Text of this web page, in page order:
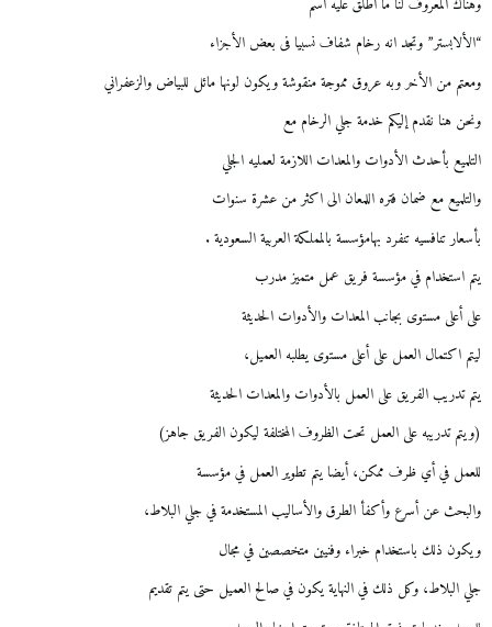
“الألابستر” وتجد انه رخام شفاف نسبيا فى بعض الأجزاء
ومعتم من الأخر وبه عروق مموجة منقوشة ويكون لونها مائل للبياض والزعفراني
ونحن هنا نقدم إليكم خدمة جلي الرخام مع
التلميع بأحدث الأدوات والمعدات اللازمة لعمليه الجلي
والتلميع مع ضمان فتره اللمعان الى اكثر من عشرة سنوات
بأسعار تنافسيه تنفرد بهامؤسسة بالمملكة العربية السعودية .
يتم استخدام في مؤسسة فريق عمل متميز مدرب
على أعلى مستوى بجانب المعدات والأدوات الحديثة
ليتم اكتمال العمل على أعلى مستوى يطلبه العميل،
يتم تدريب الفريق على العمل بالأدوات والمعدات الحديثة
(ويتم تدريبه على العمل تحت الظروف المختلفة ليكون الفريق جاهز)
للعمل في أي ظرف ممكن، أيضا يتم تطوير العمل في مؤسسة
والبحث عن أسرع وأكفأ الطرق والأساليب المستخدمة في جلي البلاط،
ويكون ذلك باستخدام خبراء وفنيين متخصصين في مجال
جلي البلاط، وكل ذلك في النهاية يكون في صالح العميل حتى يتم تقديم